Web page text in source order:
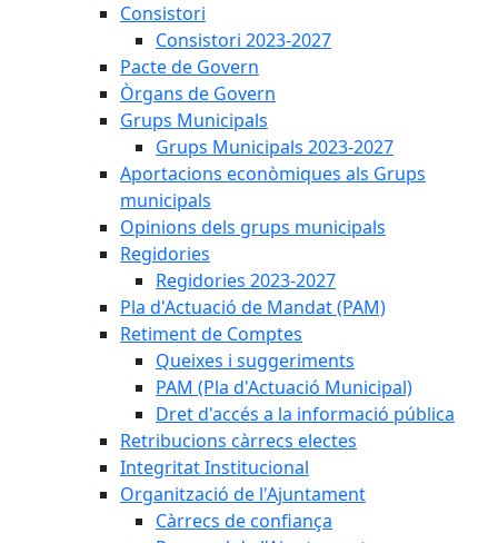
Consistori
Consistori 2023-2027
Pacte de Govern
Òrgans de Govern
Grups Municipals
Grups Municipals 2023-2027
Aportacions econòmiques als Grups
municipals
Opinions dels grups municipals
Regidories
Regidories 2023-2027
Pla d'Actuació de Mandat (PAM)
Retiment de Comptes
Queixes i suggeriments
PAM (Pla d'Actuació Municipal)
Dret d'accés a la informació pública
Retribucions càrrecs electes
Integritat Institucional
Organització de l'Ajuntament
Càrrecs de confiança